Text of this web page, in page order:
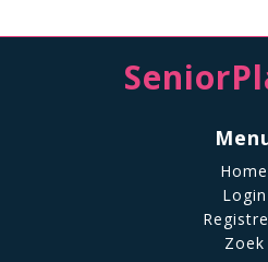
Home
Login
Zoek